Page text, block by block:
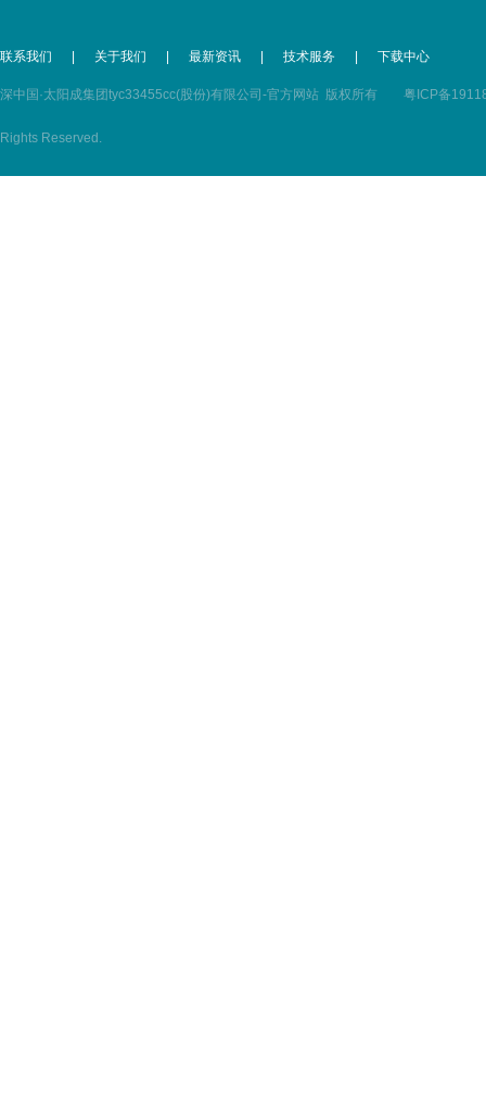
联系我们 关于我们 最新资讯 技术服务 下载中心
深中国·太阳成集团tyc33455cc(股份)有限公司-官方网站 版权所有 粤ICP备
Rights Reserved.